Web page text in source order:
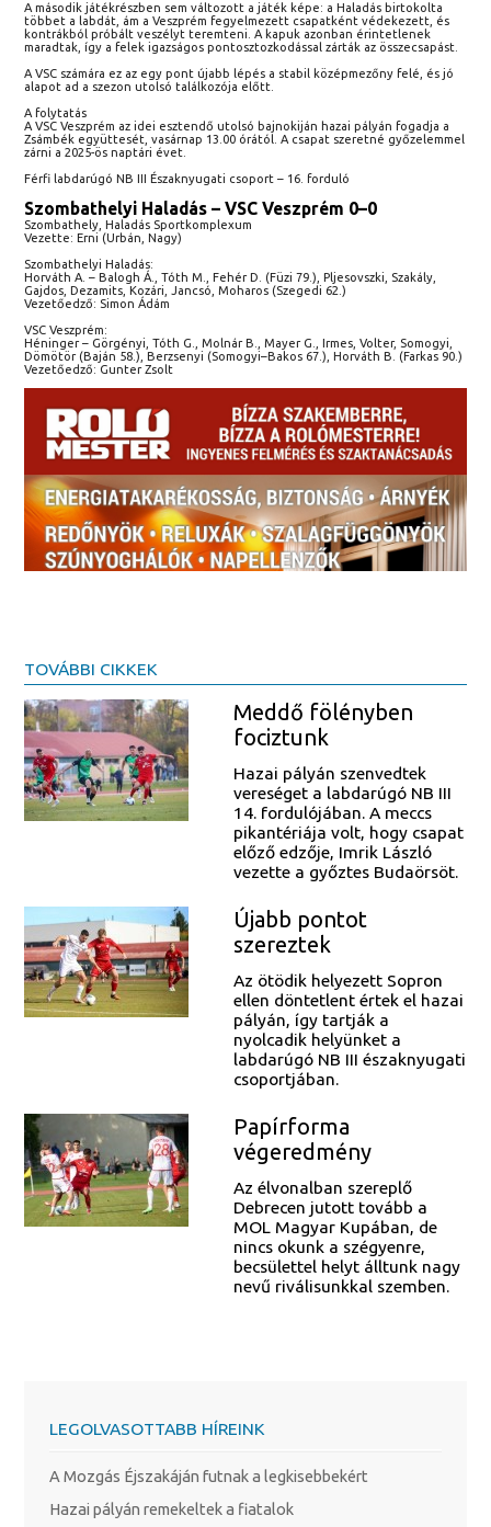
A második játékrészben sem változott a játék képe: a Haladás birtokolta
többet a labdát, ám a Veszprém fegyelmezett csapatként védekezett, és
kontrákból próbált veszélyt teremteni. A kapuk azonban érintetlenek
maradtak, így a felek igazságos pontosztozkodással zárták az összecsapást.
A VSC számára ez az egy pont újabb lépés a stabil középmezőny felé, és jó
alapot ad a szezon utolsó találkozója előtt.
A folytatás
A VSC Veszprém az idei esztendő utolsó bajnokiján hazai pályán fogadja a
Zsámbék együttesét, vasárnap 13.00 órától. A csapat szeretné győzelemmel
zárni a 2025-ös naptári évet.
Férfi labdarúgó NB III Északnyugati csoport – 16. forduló
Szombathelyi Haladás – VSC Veszprém 0–0
Szombathely, Haladás Sportkomplexum
Vezette: Erni (Urbán, Nagy)
Szombathelyi Haladás:
Horváth A. – Balogh Á., Tóth M., Fehér D. (Füzi 79.), Pljesovszki, Szakály,
Gajdos, Dezamits, Kozári, Jancsó, Moharos (Szegedi 62.)
Vezetőedző: Simon Ádám
VSC Veszprém:
Héninger – Görgényi, Tóth G., Molnár B., Mayer G., Irmes, Volter, Somogyi,
Dömötör (Baján 58.), Berzsenyi (Somogyi–Bakos 67.), Horváth B. (Farkas 90.)
Vezetőedző: Gunter Zsolt
TOVÁBBI CIKKEK
Meddő fölényben
fociztunk
Hazai pályán szenvedtek
vereséget a labdarúgó NB III
14. fordulójában. A meccs
pikantériája volt, hogy csapat
előző edzője, Imrik László
vezette a győztes Budaörsöt.
Újabb pontot
szereztek
Az ötödik helyezett Sopron
ellen döntetlent értek el hazai
pályán, így tartják a
nyolcadik helyünket a
labdarúgó NB III északnyugati
csoportjában.
Papírforma
végeredmény
Az élvonalban szereplő
Debrecen jutott tovább a
MOL Magyar Kupában, de
nincs okunk a szégyenre,
becsülettel helyt álltunk nagy
nevű riválisunkkal szemben.
LEGOLVASOTTABB HÍREINK
A Mozgás Éjszakáján futnak a legkisebbekért
Hazai pályán remekeltek a fiatalok